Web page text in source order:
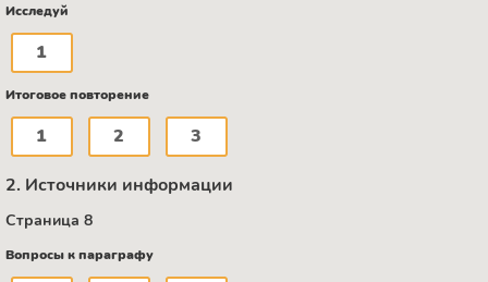
Исследуй
1
Итоговое повторение
1 2 3
2. Источники информации
Страница 8
Вопросы к параграфу